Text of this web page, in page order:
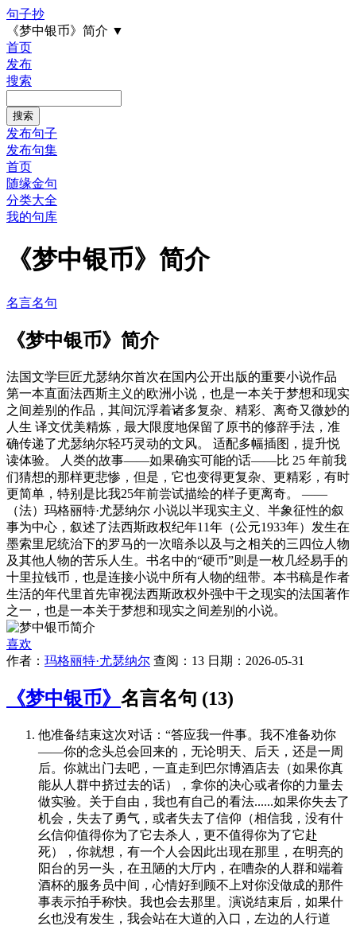
句子抄
《梦中银币》简介 ▼
首页
发布
搜索
发布句子
发布句集
首页
随缘金句
分类大全
我的句库
《梦中银币》简介
名言名句
《梦中银币》简介
法国文学巨匠尤瑟纳尔首次在国内公开出版的重要小说作品
第一本直面法西斯主义的欧洲小说，也是一本关于梦想和现实
之间差别的作品，其间沉浮着诸多复杂、精彩、离奇又微妙的
人生 译文优美精炼，最大限度地保留了原书的修辞手法，准
确传递了尤瑟纳尔轻巧灵动的文风。 适配多幅插图，提升悦
读体验。 人类的故事——如果确实可能的话——比 25 年前我
们猜想的那样更悲惨，但是，它也变得更复杂、更精彩，有时
更简单，特别是比我25年前尝试描绘的样子更离奇。 ——
（法）玛格丽特·尤瑟纳尔 小说以半现实主义、半象征性的叙
事为中心，叙述了法西斯政权纪年11年（公元1933年）发生在
墨索里尼统治下的罗马的一次暗杀以及与之相关的三四位人物
及其他人物的苦乐人生。书名中的“硬币”则是一枚几经易手的
十里拉钱币，也是连接小说中所有人物的纽带。本书稿是作者
生活的年代里首先审视法西斯政权外强中干之现实的法国著作
之一，也是一本关于梦想和现实之间差别的小说。
喜欢
作者： 玛格丽特·尤瑟纳尔 查阅：13 日期：2026-05-31
《梦中银币》 名言名句 (13)
他准备结束这次对话：“答应我一件事。我不准备劝你
——你的念头总会回来的，无论明天、后天，还是一周
后。你就出门去吧，一直走到巴尔博酒店去（如果你真
能从人群中挤过去的话），拿你的决心或者你的力量去
做实验。关于自由，我也有自己的看法......如果你失去了
机会，失去了勇气，或者失去了信仰（相信我，没有什
幺信仰值得你为了它去杀人，更不值得你为了它赴
死），你就想，有一个人会因此出现在那里，在明亮的
阳台的另一头，在丑陋的大厅内，在嘈杂的人群和端着
酒杯的服务员中间，心情好到顾不上对你没做成的那件
事表示拍手称快。我也会去那里。演说结束后，如果什
幺也没有发生，我会站在大道的入口，左边的人行道